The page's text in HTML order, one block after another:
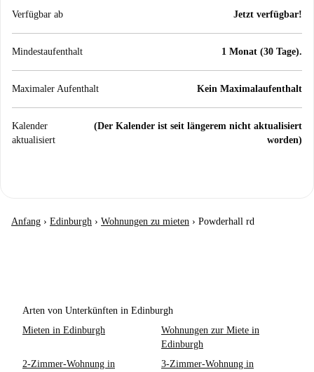
Verfügbar ab Jetzt verfügbar!
Mindestaufenthalt 1 Monat (30 Tage).
Maximaler Aufenthalt Kein Maximalaufenthalt
Kalender
aktualisiert
(Der Kalender ist seit längerem nicht aktualisiert
worden)
Anfang › Edinburgh › Wohnungen zu mieten › Powderhall rd
Arten von Unterkünften in Edinburgh
Mieten in Edinburgh
Wohnungen zur Miete in
Edinburgh
2-Zimmer-Wohnung in
3-Zimmer-Wohnung in